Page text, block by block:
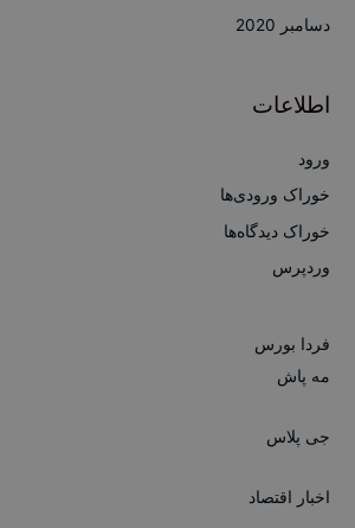
دسامبر 2020
اطلاعات
ورود
خوراک ورودی‌ها
خوراک دیدگاه‌ها
وردپرس
فردا بورس
مه پاش
جی پلاس
اخبار اقتصاد